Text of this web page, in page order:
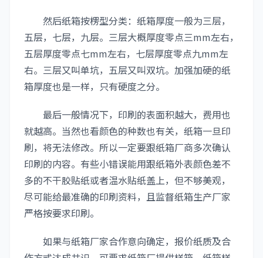
然后纸箱按楞型分类：纸箱厚度一般为三层，
五层，七层，九层。三层大概厚度零点三mm左右，
五层厚度零点七mm左右，七层厚度零点九mm左
右。三层又叫单坑，五层又叫双坑。加强加硬的纸
箱厚度也是一样，只有硬度之分。
最后一般情况下，印刷的表面积越大，费用也
就越高。当然也看颜色的种数也有关，纸箱一旦印
刷，将无法修改。所以一定要跟纸箱厂商多次确认
印刷的内容。有些小错误能用跟纸箱外表颜色差不
多的不干胶贴纸或者温水贴纸盖上，但不够美观，
尽可能给最准确的印刷资料，且监督纸箱生产厂家
严格按要求印刷。
如果与纸箱厂家合作意向确定，报价纸质及合